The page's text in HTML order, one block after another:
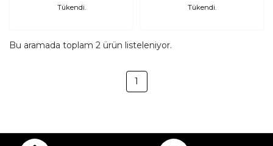
Kasnağı
Tükendi. Tükendi.
Bu aramada toplam 2 ürün listeleniyor.
1